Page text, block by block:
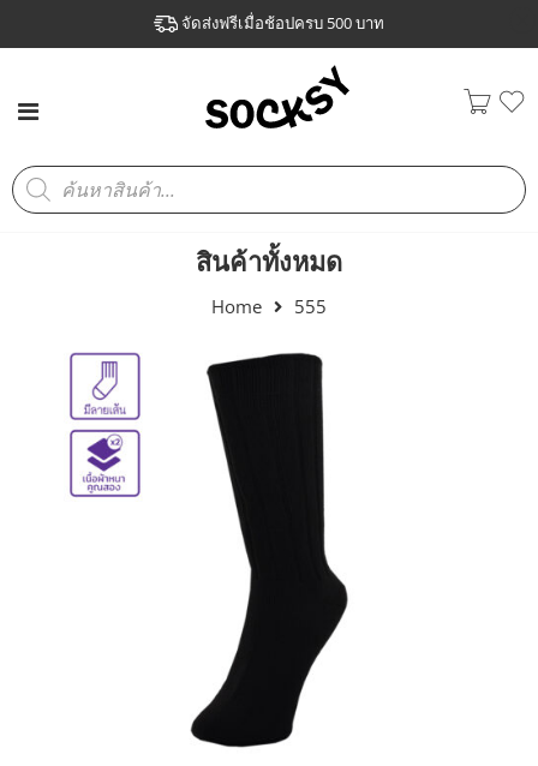
จัดส่งฟรีเมื่อช้อปครบ 500 บาท
สินค้าทั้งหมด
Home 555